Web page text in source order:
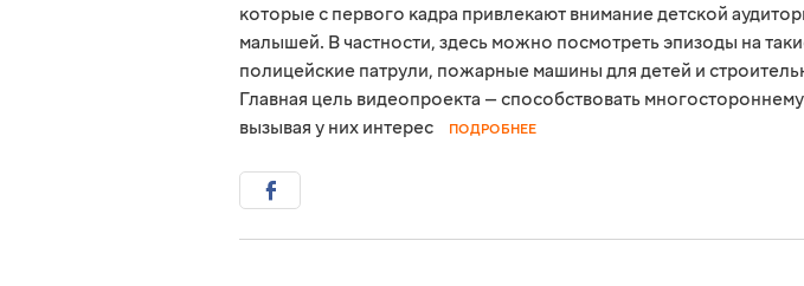
которые с первого кадра привлекают внимание детской
малышей. В частности, здесь можно посмотреть эпизоды на
полицейские патрули, пожарные машины для детей и
Главная цель видеопроекта — способствовать
вызывая у них интерес
ПОДРОБНЕЕ